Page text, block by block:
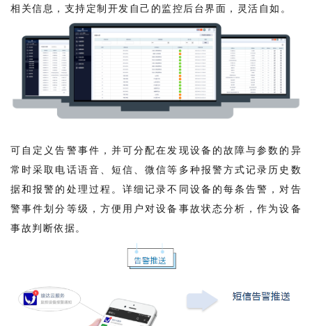
相关信息，支持定制开发自己的监控后台界面，灵活自如。
可自定义告警事件，并可分配在发现设备的故障与参数的异
常时采取电话语音、短信、微信等多种报警方式记录历史数
据和报警的处理过程。详细记录不同设备的每条告警，对告
警事件划分等级，方便用户对设备事故状态分析，作为设备
事故判断依据。